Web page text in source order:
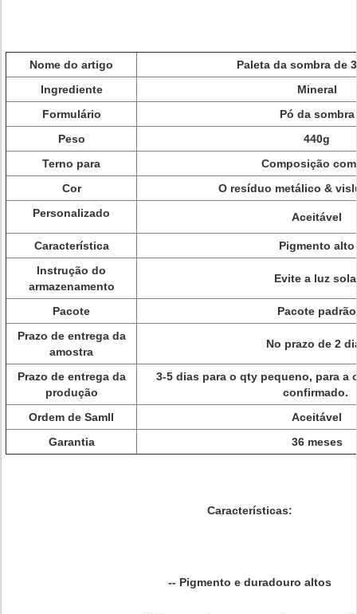
Nome do artigo
Paleta da sombra de
Ingrediente
Mineral
Formulário
Pó da sombra
Peso
440g
Terno para
Composição
Cor
O resíduo metálico &
Personalizado
Aceitável
Característica
Pigmento alto
Instrução do
armazenamento
Evite a luz
Pacote Pacote padrão
Prazo de entrega da
amostra
No prazo de 2
Prazo de entrega da
produção
3-5 dias para o qty pequeno, para a
confirmado.
Ordem de Samll
Aceitável
Garantia
36 meses
Características:
-- Pigmento e duradouro altos